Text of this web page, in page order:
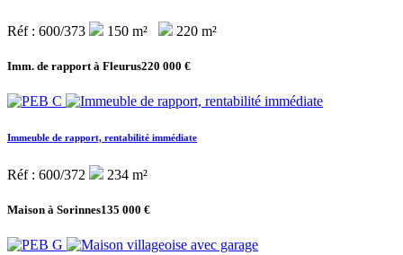
Réf : 600/373 150 m² 220 m²
Imm. de rapport à Fleurus220 000 €
Immeuble de rapport, rentabilité immédiate
Réf : 600/372 234 m²
Maison à Sorinnes135 000 €